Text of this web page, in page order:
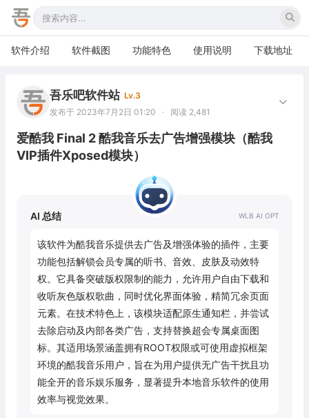
软件介绍 软件截图 功能特色 使用说明 下载地址
吾乐吧软件站 Lv.3
发布于 2023年7月2日 01:20
· 阅读 2,481
爱酷我 Final 2 酷我音乐去广告增强模块（酷我
VIP插件Xposed模块）
AI 总结
该软件为酷我音乐提供去广告及增强体验的插件，主要
功能包括解锁会员专属的听书、音效、皮肤及动效特
权。它具备突破版权限制的能力，允许用户自由下载和
收听灰色版权歌曲，同时优化界面体验，精简冗余页面
元素。在技术特色上，该模块适配原生通知栏，并尝试
去除启动及内部各类广告，支持替换超会专属桌面图
标。其适用场景涵盖拥有ROOT权限或可使用虚拟框架
环境的酷我音乐用户，旨在为用户提供无广告干扰且功
能全开的音乐娱乐服务，显著提升本地音乐软件的使用
效率与视觉效果。